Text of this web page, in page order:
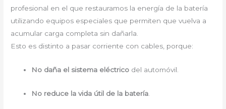
profesional en el que restauramos la energía de la batería
utilizando equipos especiales que permiten que vuelva a
acumular carga completa sin dañarla.
Esto es distinto a pasar corriente con cables, porque:
No daña el sistema eléctrico del automóvil.
No reduce la vida útil de la batería